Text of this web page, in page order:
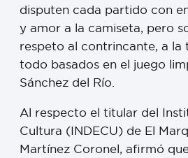
disputen cada partido con
y amor a la camiseta, pero
respeto al contrincante, a la
todo basados en el juego
Sánchez del Río.
Al respecto el titular del
Cultura (INDECU) de El
Martínez Coronel, afirmó